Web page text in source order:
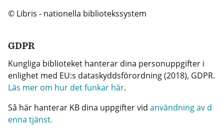
© Libris - nationella bibliotekssystem
GDPR
Kungliga biblioteket hanterar dina personuppgifter i
enlighet med EU:s dataskyddsförordning (2018), GDPR.
Läs mer om hur det funkar här.
Så här hanterar KB dina uppgifter vid användning av d
enna tjänst.